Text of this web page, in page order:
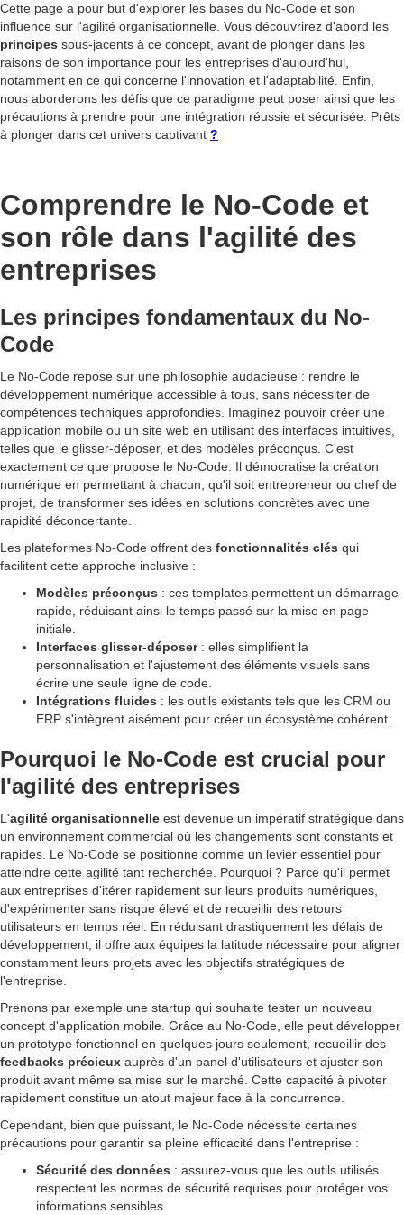
Cette page a pour but d'explorer les bases du No-Code et son
influence sur l'agilité organisationnelle. Vous découvrirez d'abord les
principes sous-jacents à ce concept, avant de plonger dans les
raisons de son importance pour les entreprises d'aujourd'hui,
notamment en ce qui concerne l'innovation et l'adaptabilité. Enfin,
nous aborderons les défis que ce paradigme peut poser ainsi que les
précautions à prendre pour une intégration réussie et sécurisée. Prêts
à plonger dans cet univers captivant ?
Comprendre le No-Code et
son rôle dans l'agilité des
entreprises
Les principes fondamentaux du No-
Code
Le No-Code repose sur une philosophie audacieuse : rendre le
développement numérique accessible à tous, sans nécessiter de
compétences techniques approfondies. Imaginez pouvoir créer une
application mobile ou un site web en utilisant des interfaces intuitives,
telles que le glisser-déposer, et des modèles préconçus. C'est
exactement ce que propose le No-Code. Il démocratise la création
numérique en permettant à chacun, qu'il soit entrepreneur ou chef de
projet, de transformer ses idées en solutions concrètes avec une
rapidité déconcertante.
Les plateformes No-Code offrent des fonctionnalités clés qui
facilitent cette approche inclusive :
Modèles préconçus : ces templates permettent un démarrage
rapide, réduisant ainsi le temps passé sur la mise en page
initiale.
Interfaces glisser-déposer: elles simplifient la
personnalisation et l'ajustement des éléments visuels sans
écrire une seule ligne de code.
Intégrations fluides : les outils existants tels que les CRM ou
ERP s'intègrent aisément pour créer un écosystème cohérent.
Pourquoi le No-Code est crucial pour
l'agilité des entreprises
L'agilité organisationnelle est devenue un impératif stratégique dans
un environnement commercial où les changements sont constants et
rapides. Le No-Code se positionne comme un levier essentiel pour
atteindre cette agilité tant recherchée. Pourquoi ? Parce qu'il permet
aux entreprises d'itérer rapidement sur leurs produits numériques,
d'expérimenter sans risque élevé et de recueillir des retours
utilisateurs en temps réel. En réduisant drastiquement les délais de
développement, il offre aux équipes la latitude nécessaire pour aligner
constamment leurs projets avec les objectifs stratégiques de
l'entreprise.
Prenons par exemple une startup qui souhaite tester un nouveau
concept d'application mobile. Grâce au No-Code, elle peut développer
un prototype fonctionnel en quelques jours seulement, recueillir des
feedbacks précieux auprès d'un panel d'utilisateurs et ajuster son
produit avant même sa mise sur le marché. Cette capacité à pivoter
rapidement constitue un atout majeur face à la concurrence.
Cependant, bien que puissant, le No-Code nécessite certaines
précautions pour garantir sa pleine efficacité dans l'entreprise :
Sécurité des données : assurez-vous que les outils utilisés
respectent les normes de sécurité requises pour protéger vos
informations sensibles.